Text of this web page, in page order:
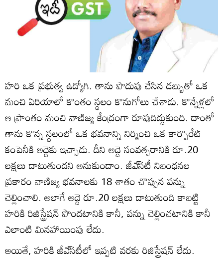
హరి ఒక ప్రభుత్వ ఉద్యోగి. తాను పొదుపు చేసిన డబ్బుతో ఒక
మంచి ఏరియాలో కొంతం స్థలం కొనుగోలు చేశాడు. కొన్నేళ్లలో
ఆ ప్రాంతం మంచి వాణిజ్య కేంద్రంగా రూపుదిద్దుకుంది. దాంతో
తాను కొన్న స్థలంలో ఒక భవనాన్ని నిర్మించి ఒక కార్పొరేట్‌
కంపెనీకి అద్దెకు ఇచ్చాడు. దీని అద్దె సంవత్సరానికి రూ.20
లక్షలు దాటుతుందని అనుకుందాం. జీఎ్‌సటీ నిబంధనల
ప్రకారం వాణిజ్య భవనాలకు 18 శాతం చొప్పున పన్ను
చెల్లించాలి. అలాగే అద్దె రూ.20 లక్షలు దాటుతుంది కాబట్టి
హరికి రిజిస్ట్రేషన్‌ పొందటానికి కానీ, పన్ను చెల్లించటానికి కానీ
ఎలాంటి మినహాయింపు లేదు.
అయితే, హరికి జీఎ్‌సటీలో ఇప్పటి వరకు రిజిస్ట్రేషన్‌ లేదు.